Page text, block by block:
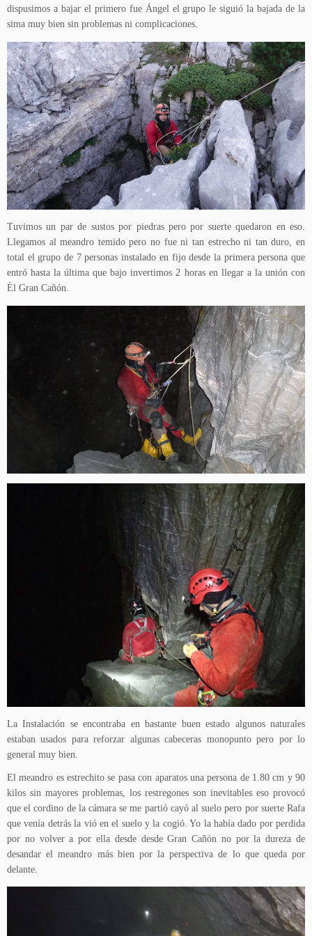
dispusimos a bajar el primero fue Ángel el grupo le siguió la bajada de la
sima muy bien sin problemas ni complicaciones.
Tuvimos un par de sustos por piedras pero por suerte quedaron en eso.
Llegamos al meandro temido pero no fue ni tan estrecho ni tan duro, en
total el grupo de 7 personas instalado en fijo desde la primera persona que
entró hasta la última que bajo invertimos 2 horas en llegar a la unión con
Él Gran Cañón.
La Instalación se encontraba en bastante buen estado algunos naturales
estaban usados para reforzar algunas cabeceras monopunto pero por lo
general muy bien.
El meandro es estrechito se pasa con aparatos una persona de 1.80 cm y 90
kilos sin mayores problemas, los restregones son inevitables eso provocó
que el cordino de la cámara se me partió cayó al suelo pero por suerte Rafa
que venía detrás la vió en el suelo y la cogió. Yo la había dado por perdida
por no volver a por ella desde desde Gran Cañón no por la dureza de
desandar el meandro más bien por la perspectiva de lo que queda por
delante.